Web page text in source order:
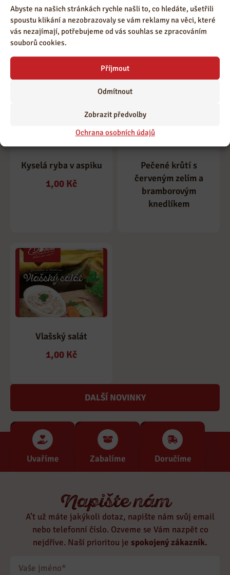
Abyste na našich stránkách rychle našli to, co hledáte, ušetřili
spoustu klikání a nezobrazovaly se vám reklamy na věci, které
vás nezajímají, potřebujeme od vás souhlas se zpracováním
souborů cookies.
Příjmout
Odmítnout
Zobrazit předvolby
Ochrana osobních údajů
Čokoláda
Uzené výpečky s
variací knedlíků
Kyselá ryba v aspiku
1,00 Kč
Pečené krůtí s
červeným zelím a
bramborovým
knedlíkem
Vlašský salát
1,00 Kč
DALŠÍ NOVINKY
Uvaříme Zabalíme Doručíme
Napište nám
A’t už máte jakýkoli dotaz, napište nám svůj email
nebo telefonní číslo. Ozveme se Vám nazpět co
nejdříve. Naší prioritou je spokojený zákazník.